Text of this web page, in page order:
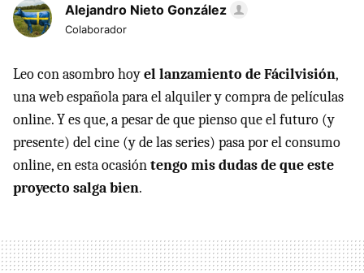
Alejandro Nieto González
Colaborador
Leo con asombro hoyel lanzamiento de Fácilvisión,
una web española para el alquiler y compra de películas
online. Y es que, a pesar de que pienso que el futuro (y
presente) del cine (y de las series) pasa por el consumo
online, en esta ocasióntengo mis dudas de que este
proyecto salga bien.